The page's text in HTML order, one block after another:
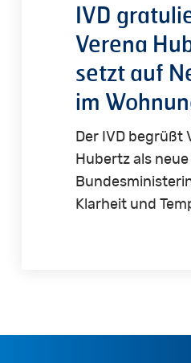
IVD
Verena
setzt auf
im
Der IVD begrüßt
Hubertz als neue
Klarheit und